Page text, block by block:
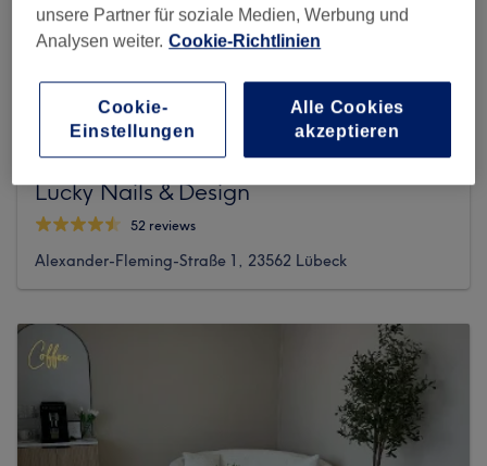
Lucky Nails & Design
52 reviews
Alexander-Fleming-Straße 1, 23562 Lübeck
unsere Partner für soziale Medien, Werbung und
Analysen weiter. Cookie-Richtlinien
Cookie-
Einstellungen
Alle Cookies
akzeptieren